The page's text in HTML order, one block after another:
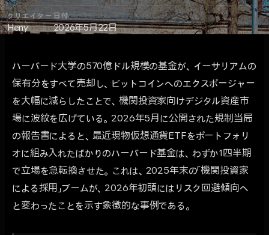
クリエイター
Heny
日付
2026年5月22日
ハーバード大学の570億ドル規模の基金が、イーサリアムの
保有分をすべて売却し、ビットコインへのエクスポージャー
を大幅に減らしたことで、機関投資家向けデジタル資産市
場に波紋を広げている。2026年5月に公開された規制当局
の報告書によると、最近現物仮想通貨ETFをポートフォリ
オに組み入れたばかりのハーバード基金は、わずか1四半期
で立場を急転換させた。これは、2025年末の「機関投資家
による採用」ブームが、2026年初頭にはリスク回避傾向へ
と変わったことを示す象徴的な事例である。